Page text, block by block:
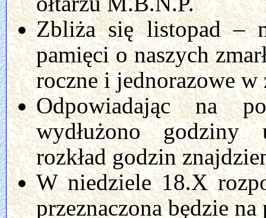
Zbliża się listopad –
pamięci o naszych
roczne i jednorazowe
Odpowiadając na
wydłużono godziny
rozkład godzin
W niedziele 18.X
przeznaczona będzie